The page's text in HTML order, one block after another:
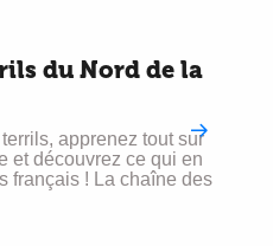
du Nord de la
apprenez tout sur
et découvrez ce qui en
français ! La chaîne des